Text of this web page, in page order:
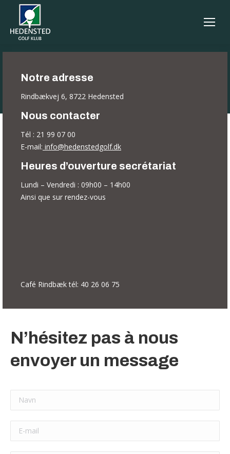
Notre adresse
Rindbækvej 6, 8722 Hedensted
Nous contacter
Tél : 21 99 07 00
E-mail: info@hedenstedgolf.dk
Heures d’ouverture secrétariat
Lundi – Vendredi : 09h00 – 14h00
Ainsi que sur rendez-vous
Café Rindbæk tél: 40 26 06 75
N’hésitez pas à nous
envoyer un message